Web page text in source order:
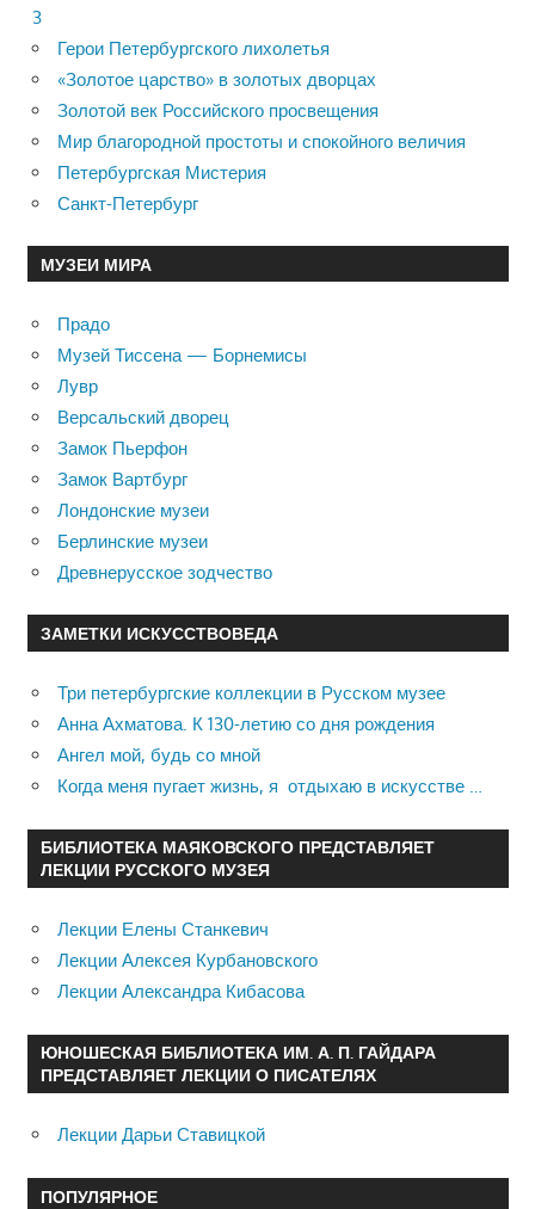
3
Герои Петербургского лихолетья
«Золотое царство» в золотых дворцах
Золотой век Российского просвещения
Мир благородной простоты и спокойного величия
Петербургская Мистерия
Санкт-Петербург
МУЗЕИ МИРА
Прадо
Музей Тиссена — Борнемисы
Лувр
Версальский дворец
Замок Пьерфон
Замок Вартбург
Лондонские музеи
Берлинские музеи
Древнерусское зодчество
ЗАМЕТКИ ИСКУССТВОВЕДА
Три петербургские коллекции в Русском музее
Анна Ахматова. К 130-летию со дня рождения
Ангел мой, будь со мной
Когда меня пугает жизнь, я отдыхаю в искусстве …
БИБЛИОТЕКА МАЯКОВСКОГО ПРЕДСТАВЛЯЕТ
ЛЕКЦИИ РУССКОГО МУЗЕЯ
Лекции Елены Станкевич
Лекции Алексея Курбановского
Лекции Александра Кибасова
ЮНОШЕСКАЯ БИБЛИОТЕКА ИМ. А. П. ГАЙДАРА
ПРЕДСТАВЛЯЕТ ЛЕКЦИИ О ПИСАТЕЛЯХ
Лекции Дарьи Ставицкой
ПОПУЛЯРНОЕ